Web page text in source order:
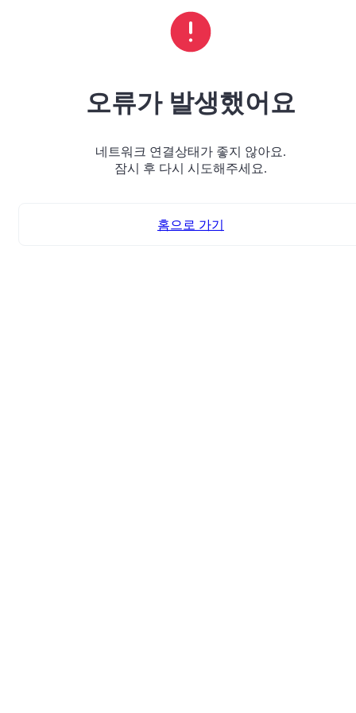
오류가 발생했어요
네트워크 연결상태가 좋지 않아요.
잠시 후 다시 시도해주세요.
홈으로 가기